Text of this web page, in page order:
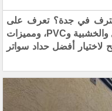
في جدة؟ تعرف على
أفضل أنواع السواتر الحديدية والمجدول والخشبية وPVC، ومميزات
لاختيار أفضل حداد سواتر